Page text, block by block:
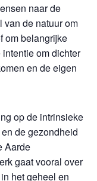
naar de
van de natuur om
om belangrijke
om dichter
en de eigen
op de intrinsieke
de gezondheid
Aarde
gaat vooral over
het geheel en